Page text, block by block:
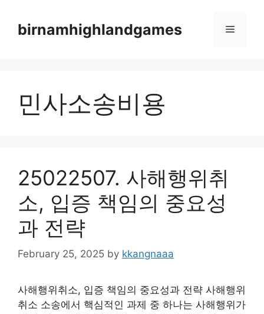
contentbirnamhighlandgames Menu
민사소송비용
25022507. 사해행위취
소, 입증 책임의 중요성
과 전략
February 25, 2025 by kkangnaaa
사해행위취소, 입증 책임의 중요성과 전략 사해행위
취소 소송에서 핵심적인 과제 중 하나는 사해행위가